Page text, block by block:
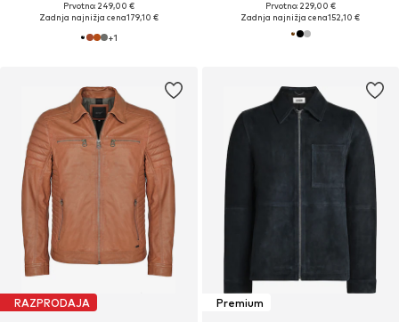
Prvotno: 249,00 €
Zadnja najnižja cena179,10 €
+1
Prvotno: 229,00 €
Zadnja najnižja cena152,10 €
RAZPRODAJA Premium